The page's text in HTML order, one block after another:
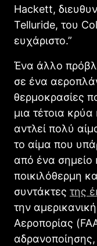
Hackett,
Telluride, του
ευχάριστο.”
Ένα άλλο
σε ένα
θερμοκρασίες
μια τέτοια
αντλεί πολύ
το αίμα που
από ένα σημείο
ποικιλόθερμη
συντάκτες της
την
Αεροπορίας